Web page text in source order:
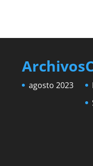
Archivos
agosto 2023